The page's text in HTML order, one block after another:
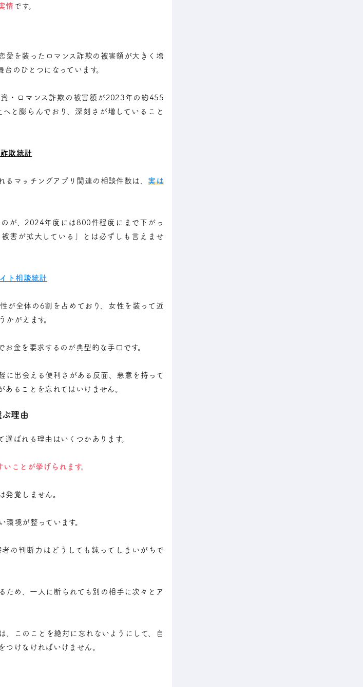
情 です。
愛を装ったロマンス詐欺の被害額が大きく増
のひとつになっています。
・ロマンス詐欺の被害額が2023年の約455
と膨らんでおり、深刻さが増していること
欺統計
るマッチングアプリ関連の相談件数は、実は
が、2024年度には800件程度にまで下がっ
害が拡大している」とは必ずしも言えませ
ト相談統計
が全体の6割を占めており、女性を装って近
かがえます。
金を要求するのが典型的な手口です。
に出会える便利さがある反面、悪意を持って
ることを忘れてはいけません。
理由
ばれる理由はいくつかあります。
ことが挙げられます。
発覚しません。
環境が整っています。
の判断力はどうしても鈍ってしまいがちで
ため、一人に断られても別の相手に次々とア
、このことを絶対に忘れないようにして、自
つけなければいけません。